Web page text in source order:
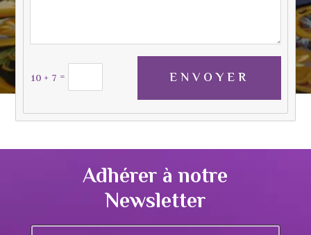
10 + 7 = ENVOYER
Adhérer à notre
Newsletter